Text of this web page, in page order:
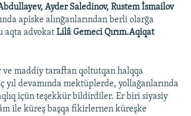
Ayder Saledinov, Rustem İsmailov
apiske alınğanlarından berli olarğa
aqta advokatLilâ Gemeci Qırım.Aqiqat
maddiy taraftan qoltutqan halqqa
devamında mektüplerde, yollağanlarında
içün teşekkür bildirdiler. Er biri siyasiy
ile küreş başqa fikirlernen küreşke